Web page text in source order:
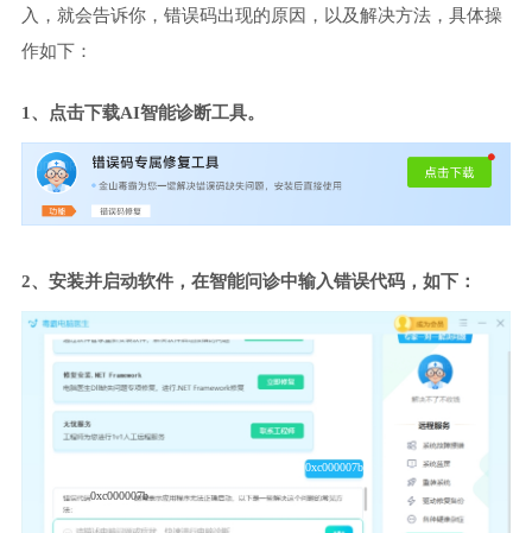
入，就会告诉你，错误码出现的原因，以及解决方法，具体操
作如下：
1、点击下载AI智能诊断工具。
2、安装并启动软件，在智能问诊中输入错误代码，如下：
0xc000007b
0xc000007b